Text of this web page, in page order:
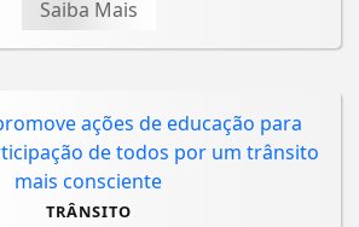
Saiba Mais
TRÂNSITO